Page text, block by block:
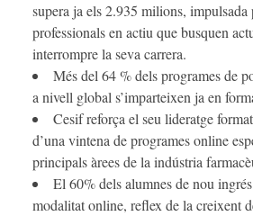
supera ja els 2.935 milions,
professionals en actiu que busquen
interrompre la seva carrera.
Més del 64 % dels programes de
a nivell global s’imparteixen ja en
Cesif reforça el seu lideratge
d’una vintena de programes online
principals àrees de la indústria
El 60% dels alumnes de nou
modalitat online, reflex de la creixent